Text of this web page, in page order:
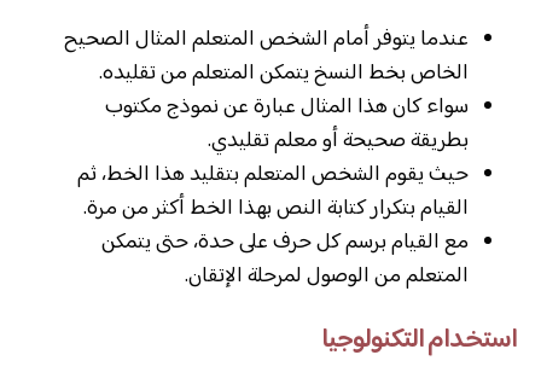
عندما يتوفر أمام الشخص المتعلم المثال الصحيح
الخاص بخط النسخ يتمكن المتعلم من تقليده.
سواء كان هذا المثال عبارة عن نموذج مكتوب
بطريقة صحيحة أو معلم تقليدي.
حيث يقوم الشخص المتعلم بتقليد هذا الخط، ثم
القيام بتكرار كتابة النص بهذا الخط أكثر من مرة.
مع القيام برسم كل حرف على حدة، حتى يتمكن
المتعلم من الوصول لمرحلة الإتقان.
استخدام التكنولوجيا